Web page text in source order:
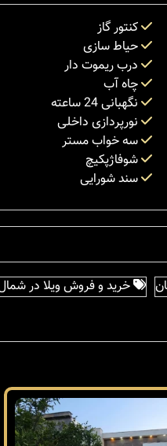
کنتور گاز
حیاط سازی
درب ریموت دار
چاه آب
نگهبانی 24 ساعته
نورپردازی داخلی
سه خواب مستر
شوفاژپکیچ
سند شورایی
خرید و فروش ویلا در